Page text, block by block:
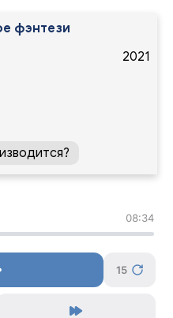
фэнтези
2021
08:34
15